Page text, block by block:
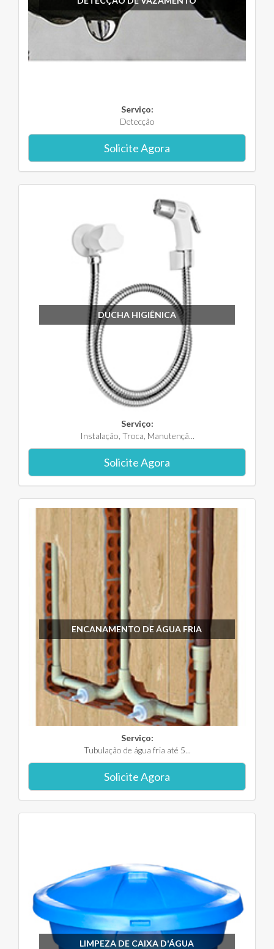
Serviço:
Detecção
Solicite Agora
DUCHA HIGIÊNICA
Serviço:
Instalação, Troca, Manutençã...
Solicite Agora
ENCANAMENTO DE ÁGUA FRIA
Serviço:
Tubulação de água fria até 5...
Solicite Agora
LIMPEZA DE CAIXA D'ÁGUA